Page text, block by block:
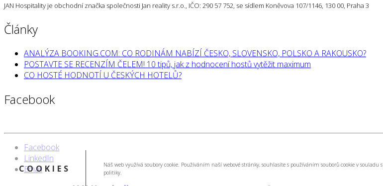
COOKIES Náš web využívá soubory cookie. Používáním naší webové stránky, souhlasíte s používáním souborů cookie v souladu s
politiky.
JAN Hospitality je obchodní značka společnosti Jan reality s.r.o., IČO: 290 57 752, se sídlem Koněvova 107/1146, 130 00, Praha 3
Články
ANALÝZA BOOKING.COM: CO RODINÁM NABÍZÍ ČESKO, SLOVENSKO, POLSKO A RAKOUSKO?
POSTAVTE SE RECENZÍM ČELEM! 10 tipů, jak z hodnocení hostů vytěžit maximum
CO HOSTÉ HODNOTÍ U ČESKÝCH HOTELŮ?
Facebook
Facebook
LinkedIn
Email